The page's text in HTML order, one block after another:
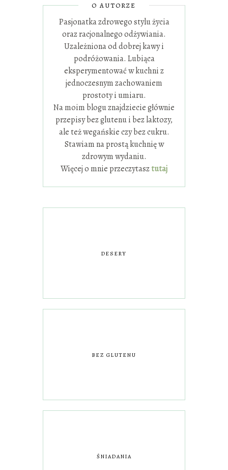
O AUTORZE
Pasjonatka zdrowego stylu życia
oraz racjonalnego odżywiania.
Uzależniona od dobrej kawy i
podróżowania. Lubiąca
eksperymentować w kuchni z
jednoczesnym zachowaniem
prostoty i umiaru.
Na moim blogu znajdziecie głównie
przepisy bez glutenu i bez laktozy,
ale też wegańskie czy bez cukru.
Stawiam na prostą kuchnię w
zdrowym wydaniu.
Więcej o mnie przeczytasztutaj
DESERY
BEZ GLUTENU
ŚNIADANIA